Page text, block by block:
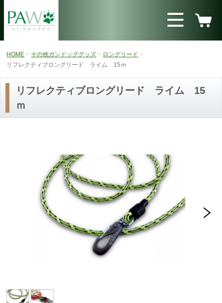
HOME その他ガンドッググッズ
ロングリード
リフレクティブロングリード ライム 15ｍ
リフレクティブロングリード ライム 15
ｍ